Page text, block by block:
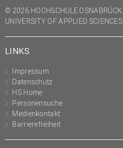
© 2026 HOCHSCHULE OSNABRÜCK
UNIVERSITY OF APPLIED SCIENCES
LINKS
Impressum
Datenschutz
HS Home
Personensuche
Medienkontakt
Barrierefreiheit